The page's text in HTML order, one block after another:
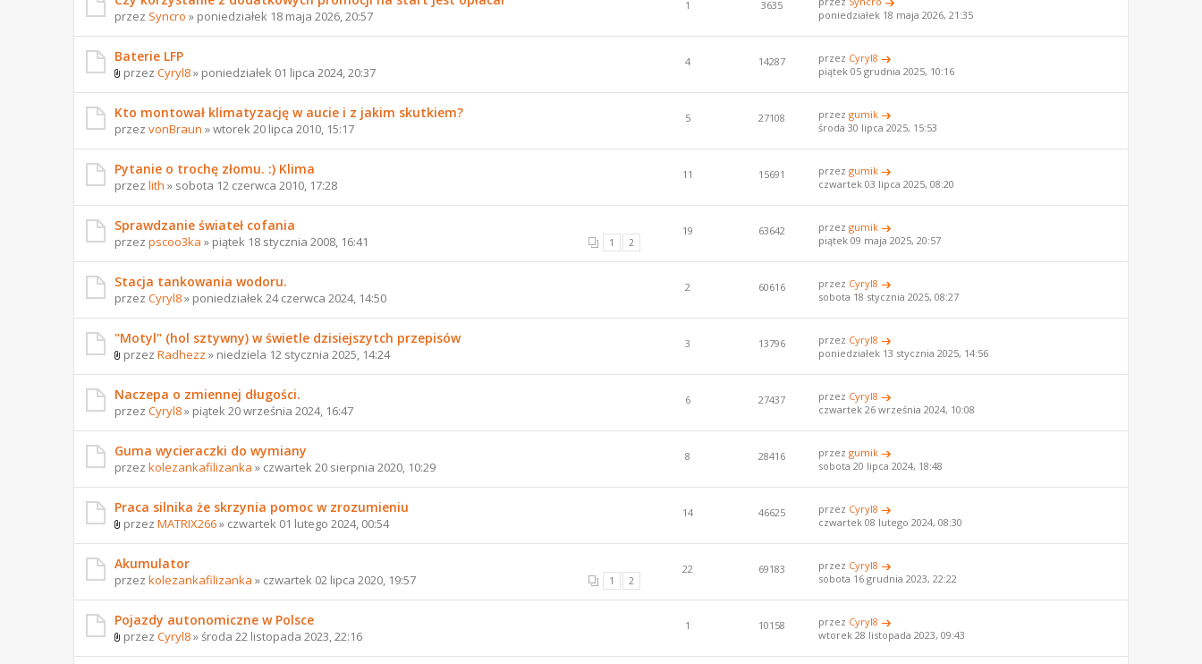
przez Syncro » poniedziałek 18 maja 2026, 20:57
1 3635
poniedziałek 18 maja 2026, 21:35
Baterie LFP
przez Cyryl8» poniedziałek 01 lipca 2024, 20:37
4 14287 przez Cyryl8
piątek 05 grudnia 2025, 10:16
Kto montował klimatyzację w aucie i z jakim skutkiem?
przez vonBraun » wtorek 20 lipca 2010, 15:17
5 27108 przezgumik
środa 30 lipca 2025, 15:53
Pytanie o trochę złomu. :) Klima
przez lith » sobota 12 czerwca 2010, 17:28
11 15691 przezgumik
czwartek 03 lipca 2025, 08:20
Sprawdzanie świateł cofania
1 2
przez pscoo3ka » piątek 18 stycznia 2008, 16:41
19 63642 przezgumik
piątek 09 maja 2025, 20:57
Stacja tankowania wodoru.
przez Cyryl8» poniedziałek 24 czerwca 2024, 14:50
2 60616 przez Cyryl8
sobota 18 stycznia 2025, 08:27
"Motyl" (hol sztywny) w świetle dzisiejszytch przepisów
przez Radhezz » niedziela 12 stycznia 2025, 14:24
3 13796 przez Cyryl8
poniedziałek 13 stycznia 2025, 14:56
Naczepa o zmiennej długości.
przez Cyryl8» piątek 20 września 2024, 16:47
6 27437 przez Cyryl8
czwartek 26 września 2024, 10:08
Guma wycieraczki do wymiany
przez kolezankafilizanka » czwartek 20 sierpnia 2020, 10:29
8 28416 przezgumik
sobota 20 lipca 2024, 18:48
Praca silnika że skrzynia pomoc w zrozumieniu
przez MATRIX266» czwartek 01 lutego 2024, 00:54
14 46625 przez Cyryl8
czwartek 08 lutego 2024, 08:30
Akumulator
1 2
przez kolezankafilizanka » czwartek 02 lipca 2020, 19:57
22 69183 przez Cyryl8
sobota 16 grudnia 2023, 22:22
Pojazdy autonomiczne w Polsce
przez Cyryl8» środa 22 listopada 2023, 22:16
1 10158 przez Cyryl8
wtorek 28 listopada 2023, 09:43